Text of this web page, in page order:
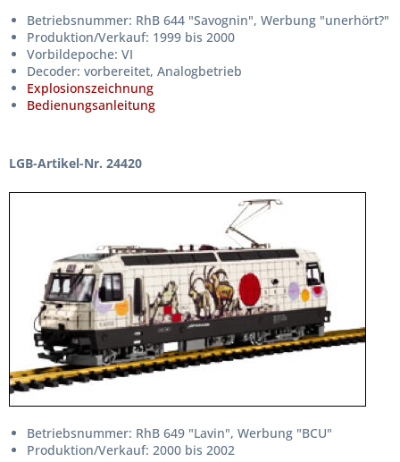
Betriebsnummer: RhB 644 "Savognin", Werbung "unerhört?"
Produktion/Verkauf: 1999 bis 2000
Vorbildepoche: VI
Decoder: vorbereitet, Analogbetrieb
Explosionszeichnung
Bedienungsanleitung
LGB-Artikel-Nr. 24420
Betriebsnummer: RhB 649 "Lavin", Werbung "BCU"
Produktion/Verkauf: 2000 bis 2002